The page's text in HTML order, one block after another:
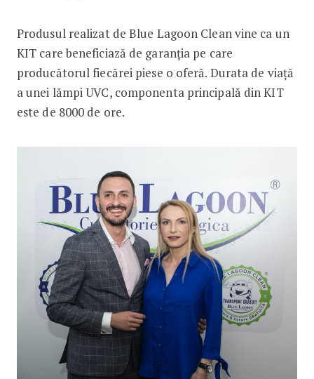
Produsul realizat de Blue Lagoon Clean vine ca un
KIT care beneficiază de garanția pe care
producătorul fiecărei piese o oferă. Durata de viață
a unei lămpi UVC, componenta principală din KIT
este de 8000 de ore.